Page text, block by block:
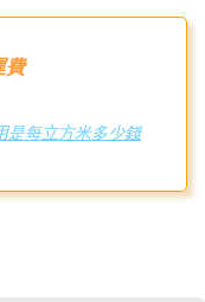
費
是每立方米多少錢